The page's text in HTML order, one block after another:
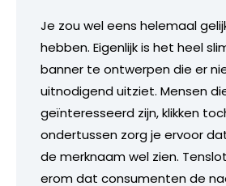
Je zou wel eens helemaal
hebben. Eigenlijk is het heel
banner te ontwerpen die er
uitnodigend uitziet. Mensen
geïnteresseerd zijn, klikken
ondertussen zorg je ervoor
de merknaam wel zien.
erom dat consumenten de